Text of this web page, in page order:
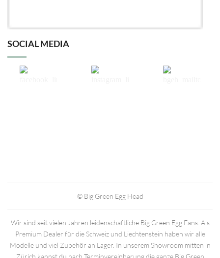
SOCIAL MEDIA
© Big Green Egg Head
Wir sind seit vielen Jahren leidenschaftliche Big Green Egg Fans. Als
Premium Dealer für die Schweiz und Liechtenstein haben wir alle
Modelle und viel Zubehör an Lager. In unserem Showroom mitten in